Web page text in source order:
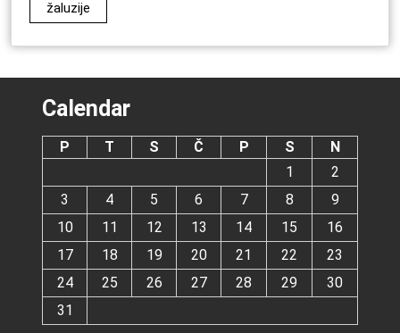
žaluzije
Calendar
P T S Č P S
N
1
2
3
4 5 6 7 8
9
10
11 12 13 14 15
16
17
18 19 20 21 22
23
24
25 26 27 28 29
30
31